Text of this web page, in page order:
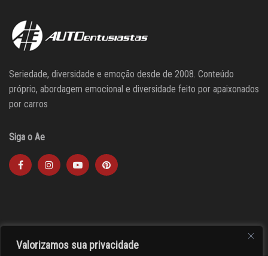
Valorizamos sua privacidade
Seriedade, diversidade e emoção desde de 2008. Conteúdo
próprio, abordagem emocional e diversidade feito por apaixonados
por carros
Siga o Ae